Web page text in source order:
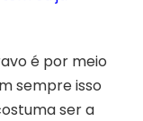
é por meio
sempre isso
ser a